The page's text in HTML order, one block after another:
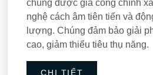
chúng được gia công chính
nghệ cách âm tiên tiến và
lượng. Chúng đảm bảo giải
cao, giảm thiểu tiêu thụ năng.
CHI TIẾT